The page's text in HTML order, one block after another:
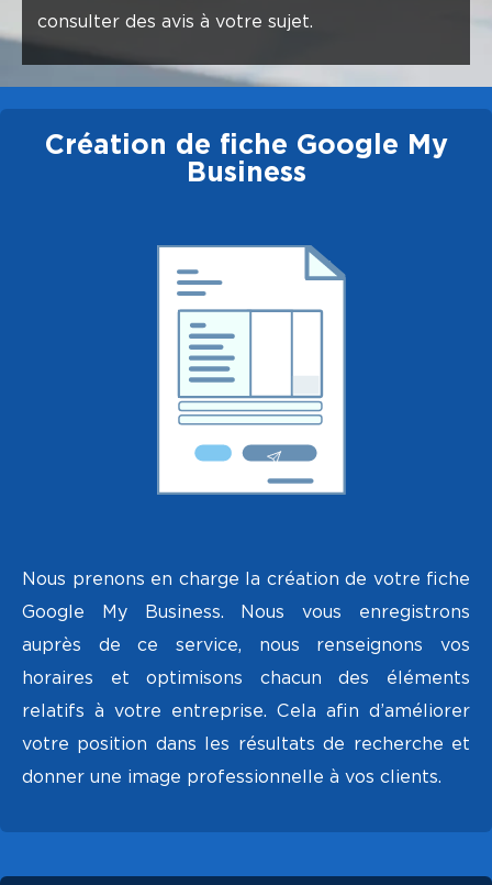
consulter des avis à votre sujet.
Création de fiche Google My
Business
Nous prenons en charge la création de votre fiche
Google My Business. Nous vous enregistrons
auprès de ce service, nous renseignons vos
horaires et optimisons chacun des éléments
relatifs à votre entreprise. Cela afin d’améliorer
votre position dans les résultats de recherche et
donner une image professionnelle à vos clients.